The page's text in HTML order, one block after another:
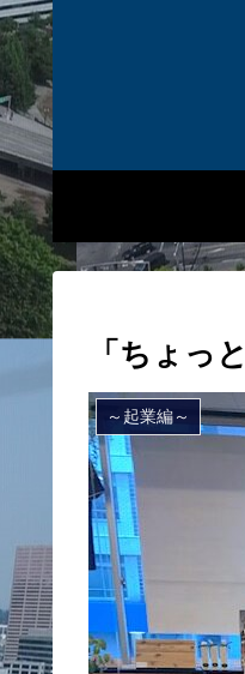
「ちょっ
～起業編～